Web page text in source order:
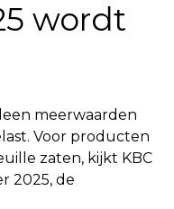
wordt
meerwaarden
Voor producten
zaten, kijkt KBC
2025, de